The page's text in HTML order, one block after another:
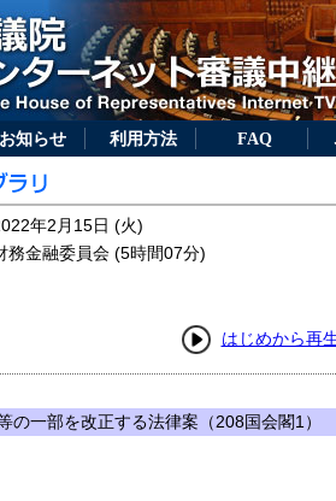
お知らせ 利用方法 FAQ
年2月15日 (火)
務金融委員会 (5時間07分)
はじめから再
の一部を改正する法律案（208国会閣1）